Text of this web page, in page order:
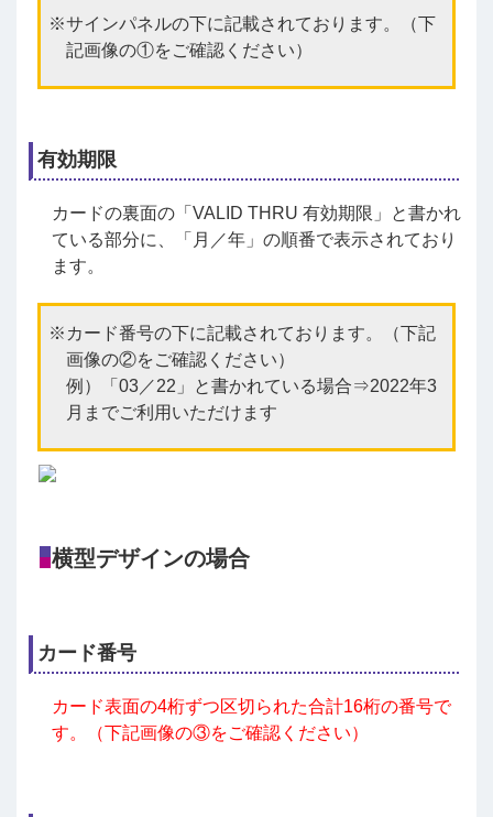
サインパネルの下に記載されております。（下
記画像の①をご確認ください）
有効期限
カードの裏面の「VALID THRU 有効期限」と書かれ
ている部分に、「月／年」の順番で表示されており
ます。
カード番号の下に記載されております。（下記
画像の②をご確認ください）
例）「03／22」と書かれている場合⇒2022年3
月までご利用いただけます
横型デザインの場合
カード番号
カード表面の4桁ずつ区切られた合計16桁の番号で
す。（下記画像の③をご確認ください）